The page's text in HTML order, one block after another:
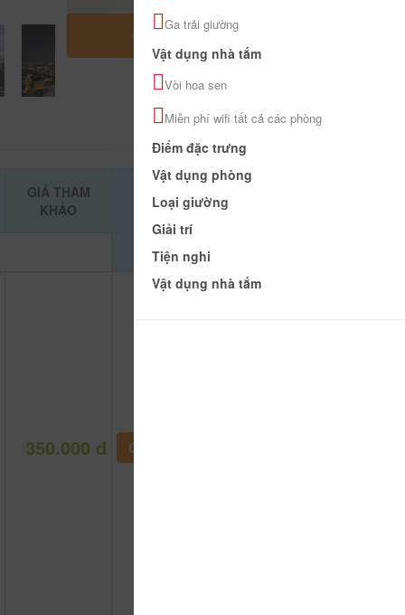
MỞ RỘNG BẢN ĐỒ
GIÁ THAM
KHẢO
ĐẶT PHÒNG
350.000 đ CHƯA KHAI BÁO PHÒNG
Ga trải giường
Vật dụng nhà tắm
Vòi hoa sen
Miễn phí wifi tất cả các phòng
Điểm đặc trưng
Vật dụng phòng
Loại giường
Giải trí
Tiện nghi
Vật dụng nhà tắm